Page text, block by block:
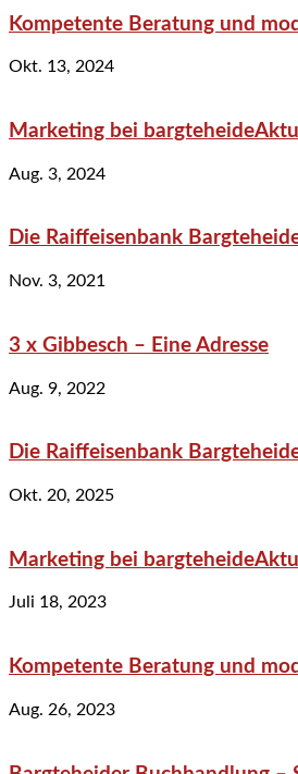
Kompetente Beratung und
Okt. 13, 2024
Marketing bei
Aug. 3, 2024
Die Raiffeisenbank
Nov. 3, 2021
3 x Gibbesch – Eine Adresse
Aug. 9, 2022
Die Raiffeisenbank
Okt. 20, 2025
Marketing bei
Juli 18, 2023
Kompetente Beratung und
Aug. 26, 2023